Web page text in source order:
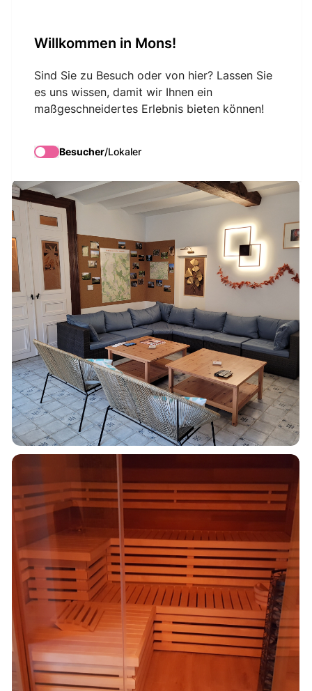
Willkommen in Mons!
Sind Sie zu Besuch oder von hier? Lassen Sie
es uns wissen, damit wir Ihnen ein
maßgeschneidertes Erlebnis bieten können!
Besucher/Lokaler
La Géonelle